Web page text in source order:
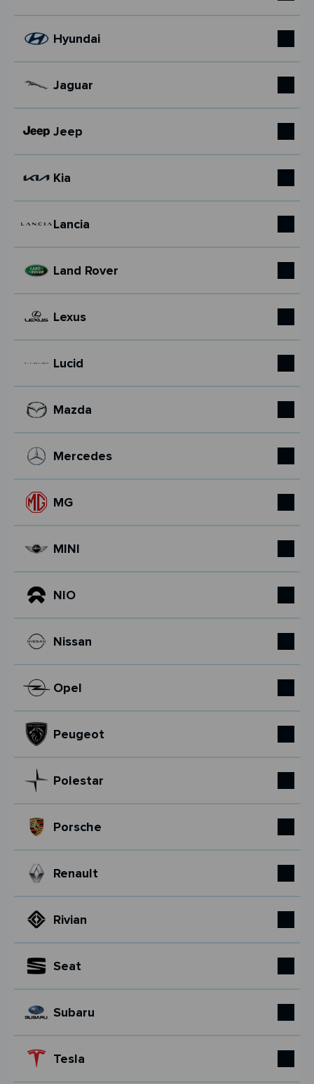
Hyundai
Jaguar
Jeep
Kia
Lancia
Land Rover
Lexus
Lucid
Mazda
Mercedes
MG
MINI
NIO
Nissan
Opel
Peugeot
Polestar
Porsche
Renault
Rivian
Seat
Subaru
Tesla